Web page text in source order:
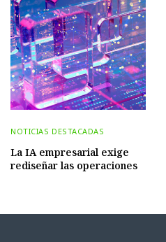
NOTICIAS DESTACADAS
La IA empresarial exige
rediseñar las operaciones